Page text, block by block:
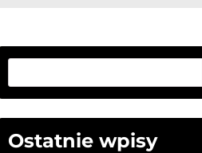
Ostatnie wpisy